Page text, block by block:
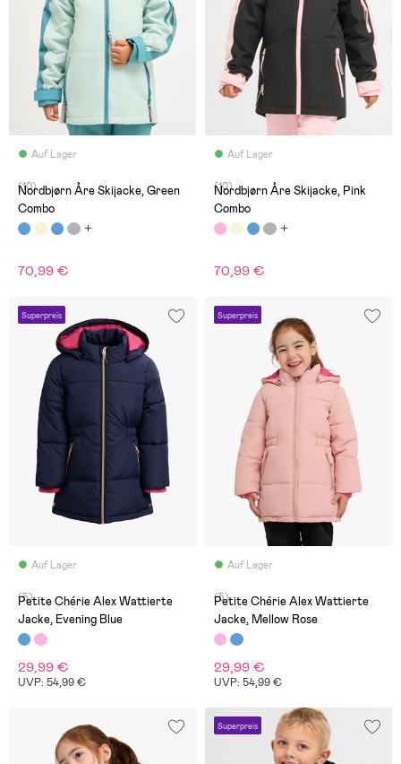
Auf Lager
(10)
Nordbjørn Åre Skijacke, Green
Combo
70,99 €
Auf Lager
(10)
Nordbjørn Åre Skijacke, Pink
Combo
70,99 €
Superpreis
Auf Lager
(5)
Petite Chérie Alex Wattierte
Jacke, Evening Blue
29,99 €
UVP: 54,99 €
Superpreis
Auf Lager
(5)
Petite Chérie Alex Wattierte
Jacke, Mellow Rose
29,99 €
UVP: 54,99 €
Superpreis